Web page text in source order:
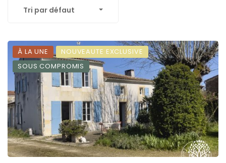
Tri par défaut
À LA UNE
NOUVEAUTE EXCLUSIVE
SOUS COMPROMIS